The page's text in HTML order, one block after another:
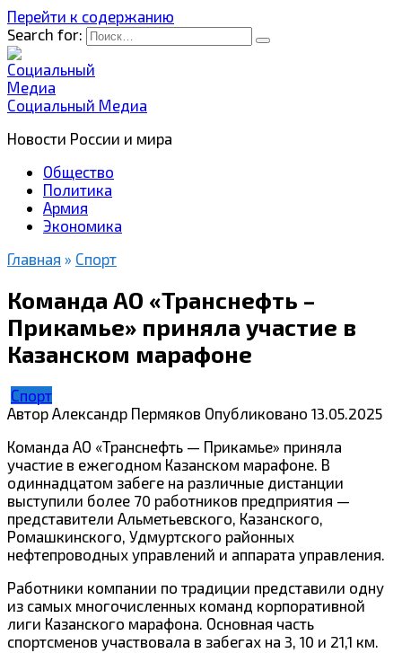
Перейти к содержанию
Search for:
Социальный Медиа
Новости России и мира
Общество
Политика
Армия
Экономика
Главная » Спорт
Команда АО «Транснефть –
Прикамье» приняла участие в
Казанском марафоне
Спорт
Автор Александр Пермяков Опубликовано 13.05.2025
Команда АО «Транснефть — Прикамье» приняла
участие в ежегодном Казанском марафоне. В
одиннадцатом забеге на различные дистанции
выступили более 70 работников предприятия —
представители Альметьевского, Казанского,
Ромашкинского, Удмуртского районных
нефтепроводных управлений и аппарата управления.
Работники компании по традиции представили одну
из самых многочисленных команд корпоративной
лиги Казанского марафона. Основная часть
спортсменов участвовала в забегах на 3, 10 и 21,1 км.